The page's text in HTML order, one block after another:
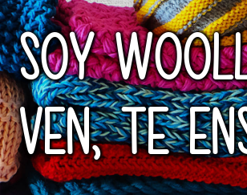
SOY
VEN, TE